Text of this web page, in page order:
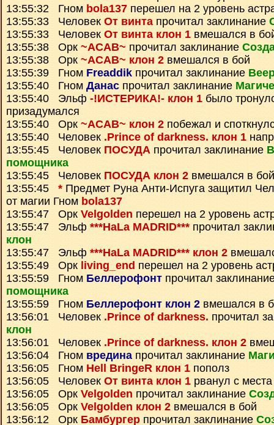
13:55:32 Гном bola137 перешел на 2 уровень
13:55:33 Человек От винтапрочитал заклинание
13:55:33 Человек От винта клон 1 вмешался в
13:55:38 Орк ~ACAB~ прочитал заклинание
13:55:38 Орк ~ACAB~ клон 2 вмешался в бой
13:55:39 Гном Freaddik прочитал заклинание
13:55:40 Гном Данас прочитал заклинание
13:55:40 Эльф -!ИСТЕРИКА!- клон 1 было
призадумался
13:55:40 Орк ~ACAB~ клон 2 побежал и
13:55:40 Человек .Prince of darkness. клон 1
13:55:45 Человек ПОСУДА прочитал заклинание
помощника
13:55:45 Человек ПОСУДА клон 2 вмешался в бой
13:55:45 * Предмет Руна Анти-Испуга защитил
от магии Гном bola137
13:55:47 Орк Velgolden перешел на 2 уровень
13:55:47 Эльф ***HaLa MADRID*** прочитал
клон
13:55:47 Эльф ***HaLa MADRID*** клон 2
13:55:49 Орк living_end перешел на 2 уровень
13:55:59 Гном Беллерофонт прочитал
помощника
13:55:59 Гном Беллерофонт клон 2 вмешался в
13:56:01 Человек .Prince of darkness. прочитал
клон
13:56:01 Человек .Prince of darkness. клон 2
13:56:04 Гном врединапрочитал заклинание
13:56:05 Гном Hell BringeR клон 1 пополз
13:56:05 Человек От винта клон 1 рванул с места
13:56:05 Орк Velgolden прочитал заклинание
13:56:05 Орк Velgolden клон 2 вмешался в бой
13:56:12 Орк Бамбургер прочитал заклинание